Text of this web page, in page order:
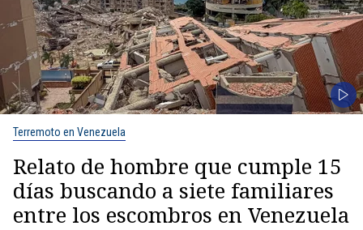
Terremoto en Venezuela
Relato de hombre que cumple 15
días buscando a siete familiares
entre los escombros en Venezuela